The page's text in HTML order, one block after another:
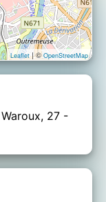
Leaflet| ©OpenStreetMap
27 -